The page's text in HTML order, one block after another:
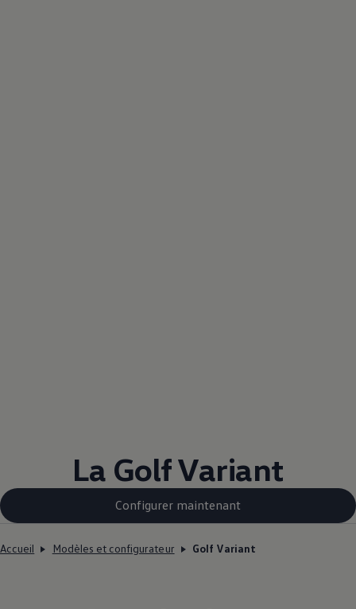
La Golf Variant
Configurer maintenant
Accueil Modèles et configurateur Golf Variant